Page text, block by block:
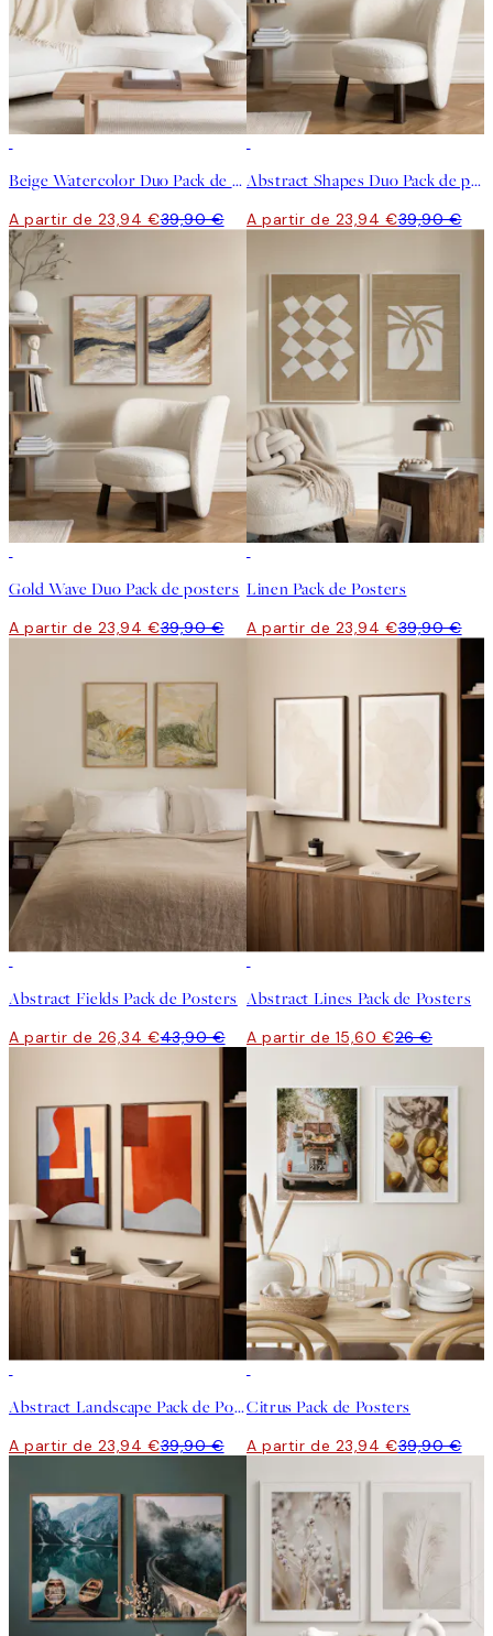
Beige Watercolor Duo Pack de posters
A partir de 23,94 €39,90 €
Abstract Shapes Duo Pack de posters
A partir de 23,94 €39,90 €
Gold Wave Duo Pack de posters
A partir de 23,94 €39,90 €
Linen Pack de Posters
A partir de 23,94 €39,90 €
Abstract Fields Pack de Posters
A partir de 26,34 €43,90 €
Abstract Lines Pack de Posters
A partir de 15,60 €26 €
Abstract Landscape Pack de Posters
A partir de 23,94 €39,90 €
Citrus Pack de Posters
A partir de 23,94 €39,90 €